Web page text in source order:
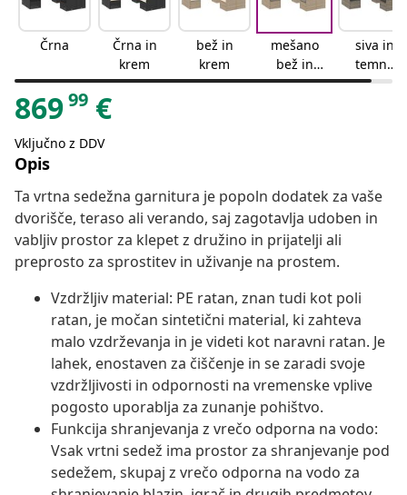
Črna
Črna in
krem
bež in
krem
mešano
bež in
svetlo
siva in
temno
siva
86999 €
Vključno z DDV
Opis
Ta vrtna sedežna garnitura je popoln dodatek za vaše
dvorišče, teraso ali verando, saj zagotavlja udoben in
vabljiv prostor za klepet z družino in prijatelji ali
preprosto za sprostitev in uživanje na prostem.
Vzdržljiv material: PE ratan, znan tudi kot poli
ratan, je močan sintetični material, ki zahteva
malo vzdrževanja in je videti kot naravni ratan. Je
lahek, enostaven za čiščenje in se zaradi svoje
vzdržljivosti in odpornosti na vremenske vplive
pogosto uporablja za zunanje pohištvo.
Funkcija shranjevanja z vrečo odporna na vodo:
Vsak vrtni sedež ima prostor za shranjevanje pod
sedežem, skupaj z vrečo odporna na vodo za